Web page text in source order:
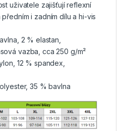
uživatele zajišťují reflexní
i zadním dílu a hi-vis
2 % elastan,
vazba, cca 250 g/m²
12 % spandex,
35 % bavlna